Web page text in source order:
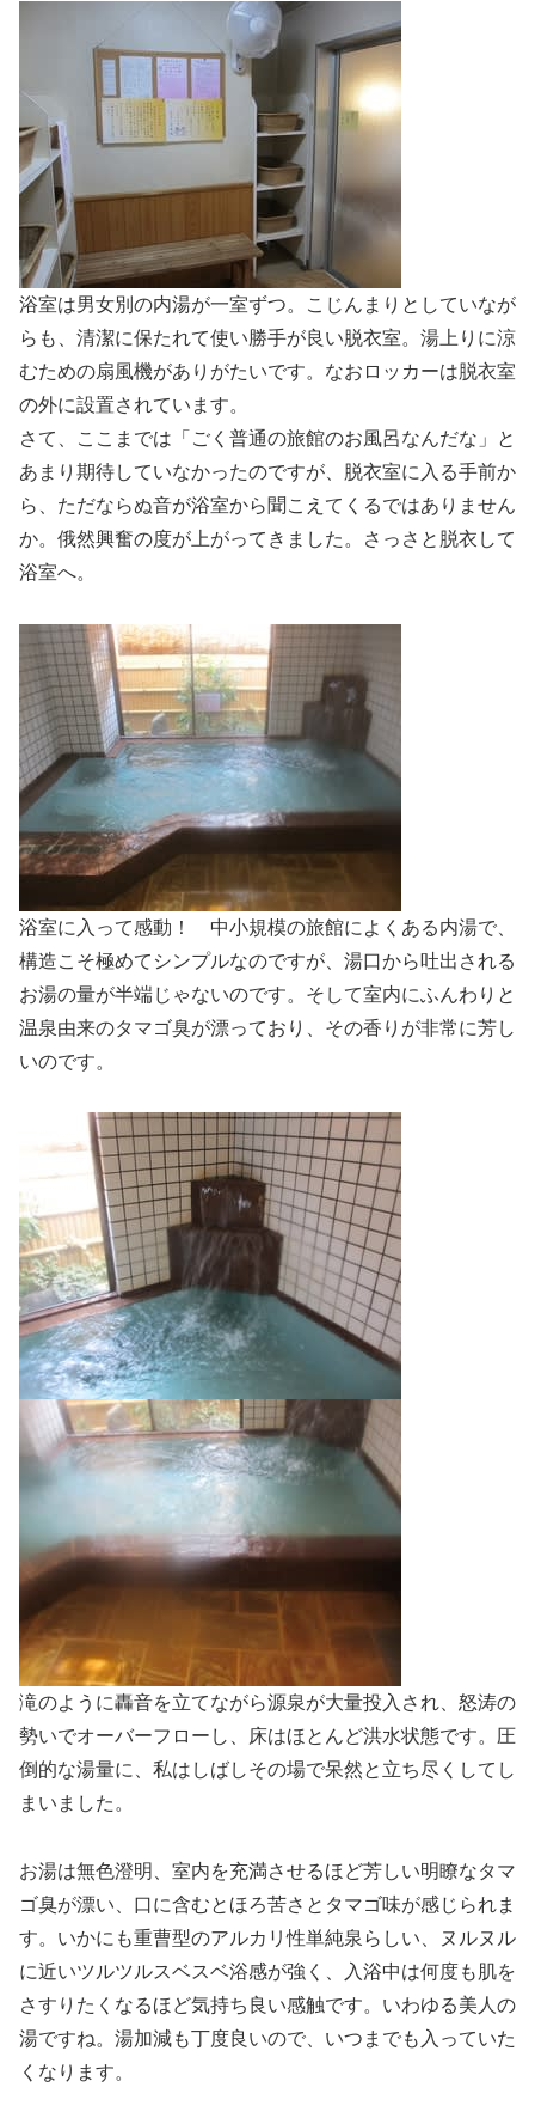
浴室は男女別の内湯が一室ずつ。こじんまりとしていなが
らも、清潔に保たれて使い勝手が良い脱衣室。湯上りに涼
むための扇風機がありがたいです。なおロッカーは脱衣室
の外に設置されています。
さて、ここまでは「ごく普通の旅館のお風呂なんだな」と
あまり期待していなかったのですが、脱衣室に入る手前か
ら、ただならぬ音が浴室から聞こえてくるではありません
か。俄然興奮の度が上がってきました。さっさと脱衣して
浴室へ。
浴室に入って感動！ 中小規模の旅館によくある内湯で、
構造こそ極めてシンプルなのですが、湯口から吐出される
お湯の量が半端じゃないのです。そして室内にふんわりと
温泉由来のタマゴ臭が漂っており、その香りが非常に芳し
いのです。
滝のように轟音を立てながら源泉が大量投入され、怒涛の
勢いでオーバーフローし、床はほとんど洪水状態です。圧
倒的な湯量に、私はしばしその場で呆然と立ち尽くしてし
まいました。
お湯は無色澄明、室内を充満させるほど芳しい明瞭なタマ
ゴ臭が漂い、口に含むとほろ苦さとタマゴ味が感じられま
す。いかにも重曹型のアルカリ性単純泉らしい、ヌルヌル
に近いツルツルスベスベ浴感が強く、入浴中は何度も肌を
さすりたくなるほど気持ち良い感触です。いわゆる美人の
湯ですね。湯加減も丁度良いので、いつまでも入っていた
くなります。